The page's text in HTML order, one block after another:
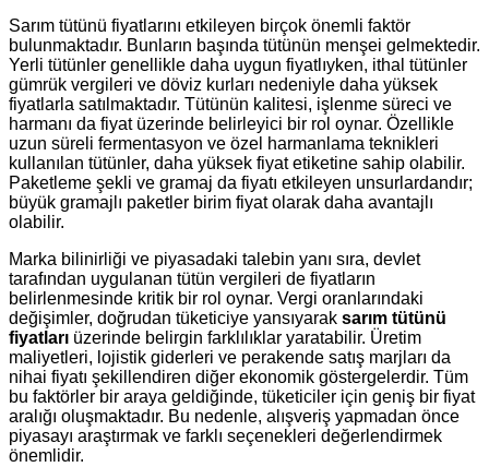
Sarım tütünü fiyatlarını etkileyen birçok önemli faktör
bulunmaktadır. Bunların başında tütünün menşei gelmektedir.
Yerli tütünler genellikle daha uygun fiyatlıyken, ithal tütünler
gümrük vergileri ve döviz kurları nedeniyle daha yüksek
fiyatlarla satılmaktadır. Tütünün kalitesi, işlenme süreci ve
harmanı da fiyat üzerinde belirleyici bir rol oynar. Özellikle
uzun süreli fermentasyon ve özel harmanlama teknikleri
kullanılan tütünler, daha yüksek fiyat etiketine sahip olabilir.
Paketleme şekli ve gramaj da fiyatı etkileyen unsurlardandır;
büyük gramajlı paketler birim fiyat olarak daha avantajlı
olabilir.
Marka bilinirliği ve piyasadaki talebin yanı sıra, devlet
tarafından uygulanan tütün vergileri de fiyatların
belirlenmesinde kritik bir rol oynar. Vergi oranlarındaki
değişimler, doğrudan tüketiciye yansıyarak sarım tütünü
fiyatları üzerinde belirgin farklılıklar yaratabilir. Üretim
maliyetleri, lojistik giderleri ve perakende satış marjları da
nihai fiyatı şekillendiren diğer ekonomik göstergelerdir. Tüm
bu faktörler bir araya geldiğinde, tüketiciler için geniş bir fiyat
aralığı oluşmaktadır. Bu nedenle, alışveriş yapmadan önce
piyasayı araştırmak ve farklı seçenekleri değerlendirmek
önemlidir.